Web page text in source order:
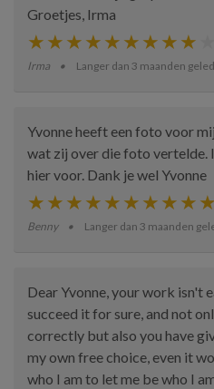
Groetjes, Irma
Irma Langer dan 3 maanden
Yvonne heeft een foto voor
wat zij over die foto vertelde.
hier voor. Dank je wel Yvonne
Benny Langer dan 3 maanden
Dear Yvonne, your work isn't
succeed it for sure, and not
correctly but also you have
my own free choice, even it
who I am to let me be who I